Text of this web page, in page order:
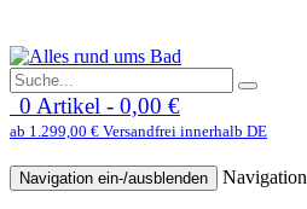
0 Artikel - 0,00 €
ab 1.299,00 € Versandfrei innerhalb DE
Navigation ein-/ausblenden Navigation